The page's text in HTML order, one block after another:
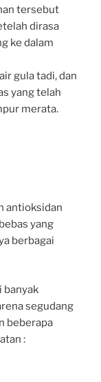
tersebut
dirasa
ke dalam
gula tadi, dan
yang telah
merata.
antioksidan
yang
berbagai
banyak
segudang
beberapa
: